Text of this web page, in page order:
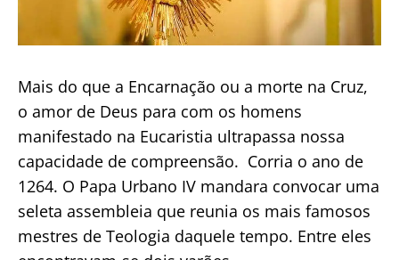
Mais do que a Encarnação ou a morte na Cruz,
o amor de Deus para com os homens
manifestado na Eucaristia ultrapassa nossa
capacidade de compreensão. Corria o ano de
1264. O Papa Urbano IV mandara convocar uma
seleta assembleia que reunia os mais famosos
mestres de Teologia daquele tempo. Entre eles